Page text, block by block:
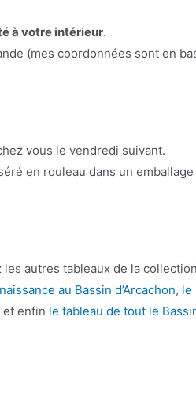
à votre intérieur.
(mes coordonnées sont en
vous le vendredi suivant.
en rouleau dans un
les autres tableaux de la
au Bassin d’Arcachon, le
et enfin le tableau de tout le